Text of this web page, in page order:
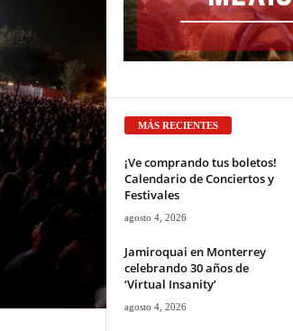
MÁS RECIENTES
¡Ve comprando tus boletos!
Calendario de Conciertos y
Festivales
agosto 4, 2026
Jamiroquai en Monterrey
celebrando 30 años de
‘Virtual Insanity’
agosto 4, 2026